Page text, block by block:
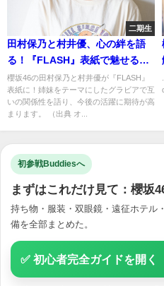
二期生
田村保乃と村井優、心の絆を語
る！『FLASH』表紙で魅せる魅
力
櫻坂46の田村保乃と村井優が『FLASH』
表紙に！姉妹をテーマにしたグラビアで互
いの関係性を語り、今後の活躍に期待が高
まります。 （出典 オ...
初参戦Buddiesへ
まずはこれだけ見て：櫻坂
持ち物・服装・双眼鏡・遠征ホテル
備を全部まとめた。
✅ 初心者完全ガイドを開く